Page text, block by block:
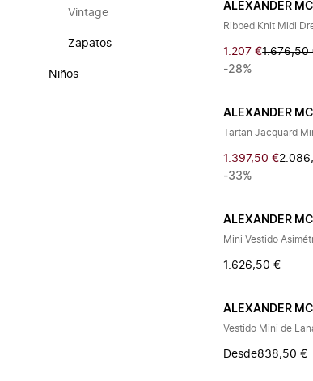
Vintage
Zapatos
Niños
ALEXANDER
Ribbed Knit Midi
1.207 €1.676,50
-28%
ALEXANDER
Tartan Jacquard
1.397,50 €
-33%
ALEXANDER
Mini Vestido
1.626,50 €
ALEXANDER
Vestido Mini de
Desde838,50 €